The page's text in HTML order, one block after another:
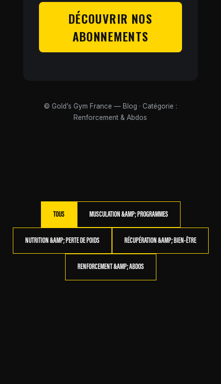
DÉCOUVRIR NOS
ABONNEMENTS
© Gold’s Gym France — Blog · Catégorie :
Renforcement & Abdos
TOUS MUSCULATION &AMP; PROGRAMMES
NUTRITION &AMP; PERTE DE POIDS RÉCUPÉRATION &AMP; BIEN-ÊTRE
RENFORCEMENT &AMP; ABDOS